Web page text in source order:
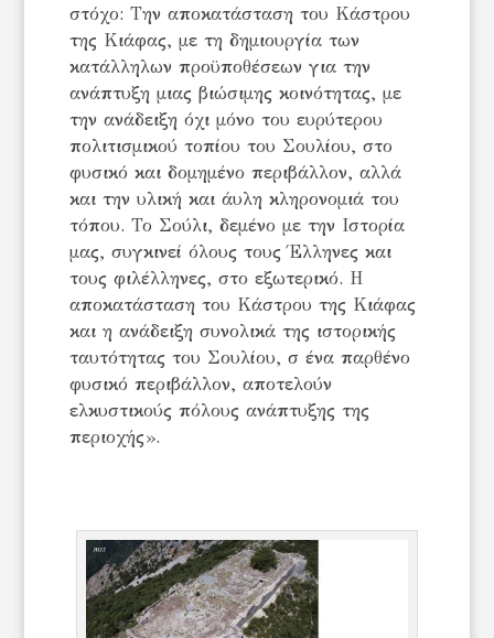
στόχο: Την αποκατάσταση του Κάστρου
της Κιάφας, με τη δημιουργία των
κατάλληλων προϋποθέσεων για την
ανάπτυξη μιας βιώσιμης κοινότητας, με
την ανάδειξη όχι μόνο του ευρύτερου
πολιτισμικού τοπίου του Σουλίου, στο
φυσικό και δομημένο περιβάλλον, αλλά
και την υλική και άυλη κληρονομιά του
τόπου. Το Σούλι, δεμένο με την Ιστορία
μας, συγκινεί όλους τους Έλληνες και
τους φιλέλληνες, στο εξωτερικό. Η
αποκατάσταση του Κάστρου της Κιάφας
και η ανάδειξη συνολικά της ιστορικής
ταυτότητας του Σουλίου, σ ένα παρθένο
φυσικό περιβάλλον, αποτελούν
ελκυστικούς πόλους ανάπτυξης της
περιοχής».